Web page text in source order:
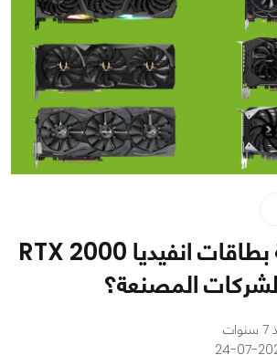
ماهي تشكيلة بطاقات انفيديا RTX 2000
المصنعة؟